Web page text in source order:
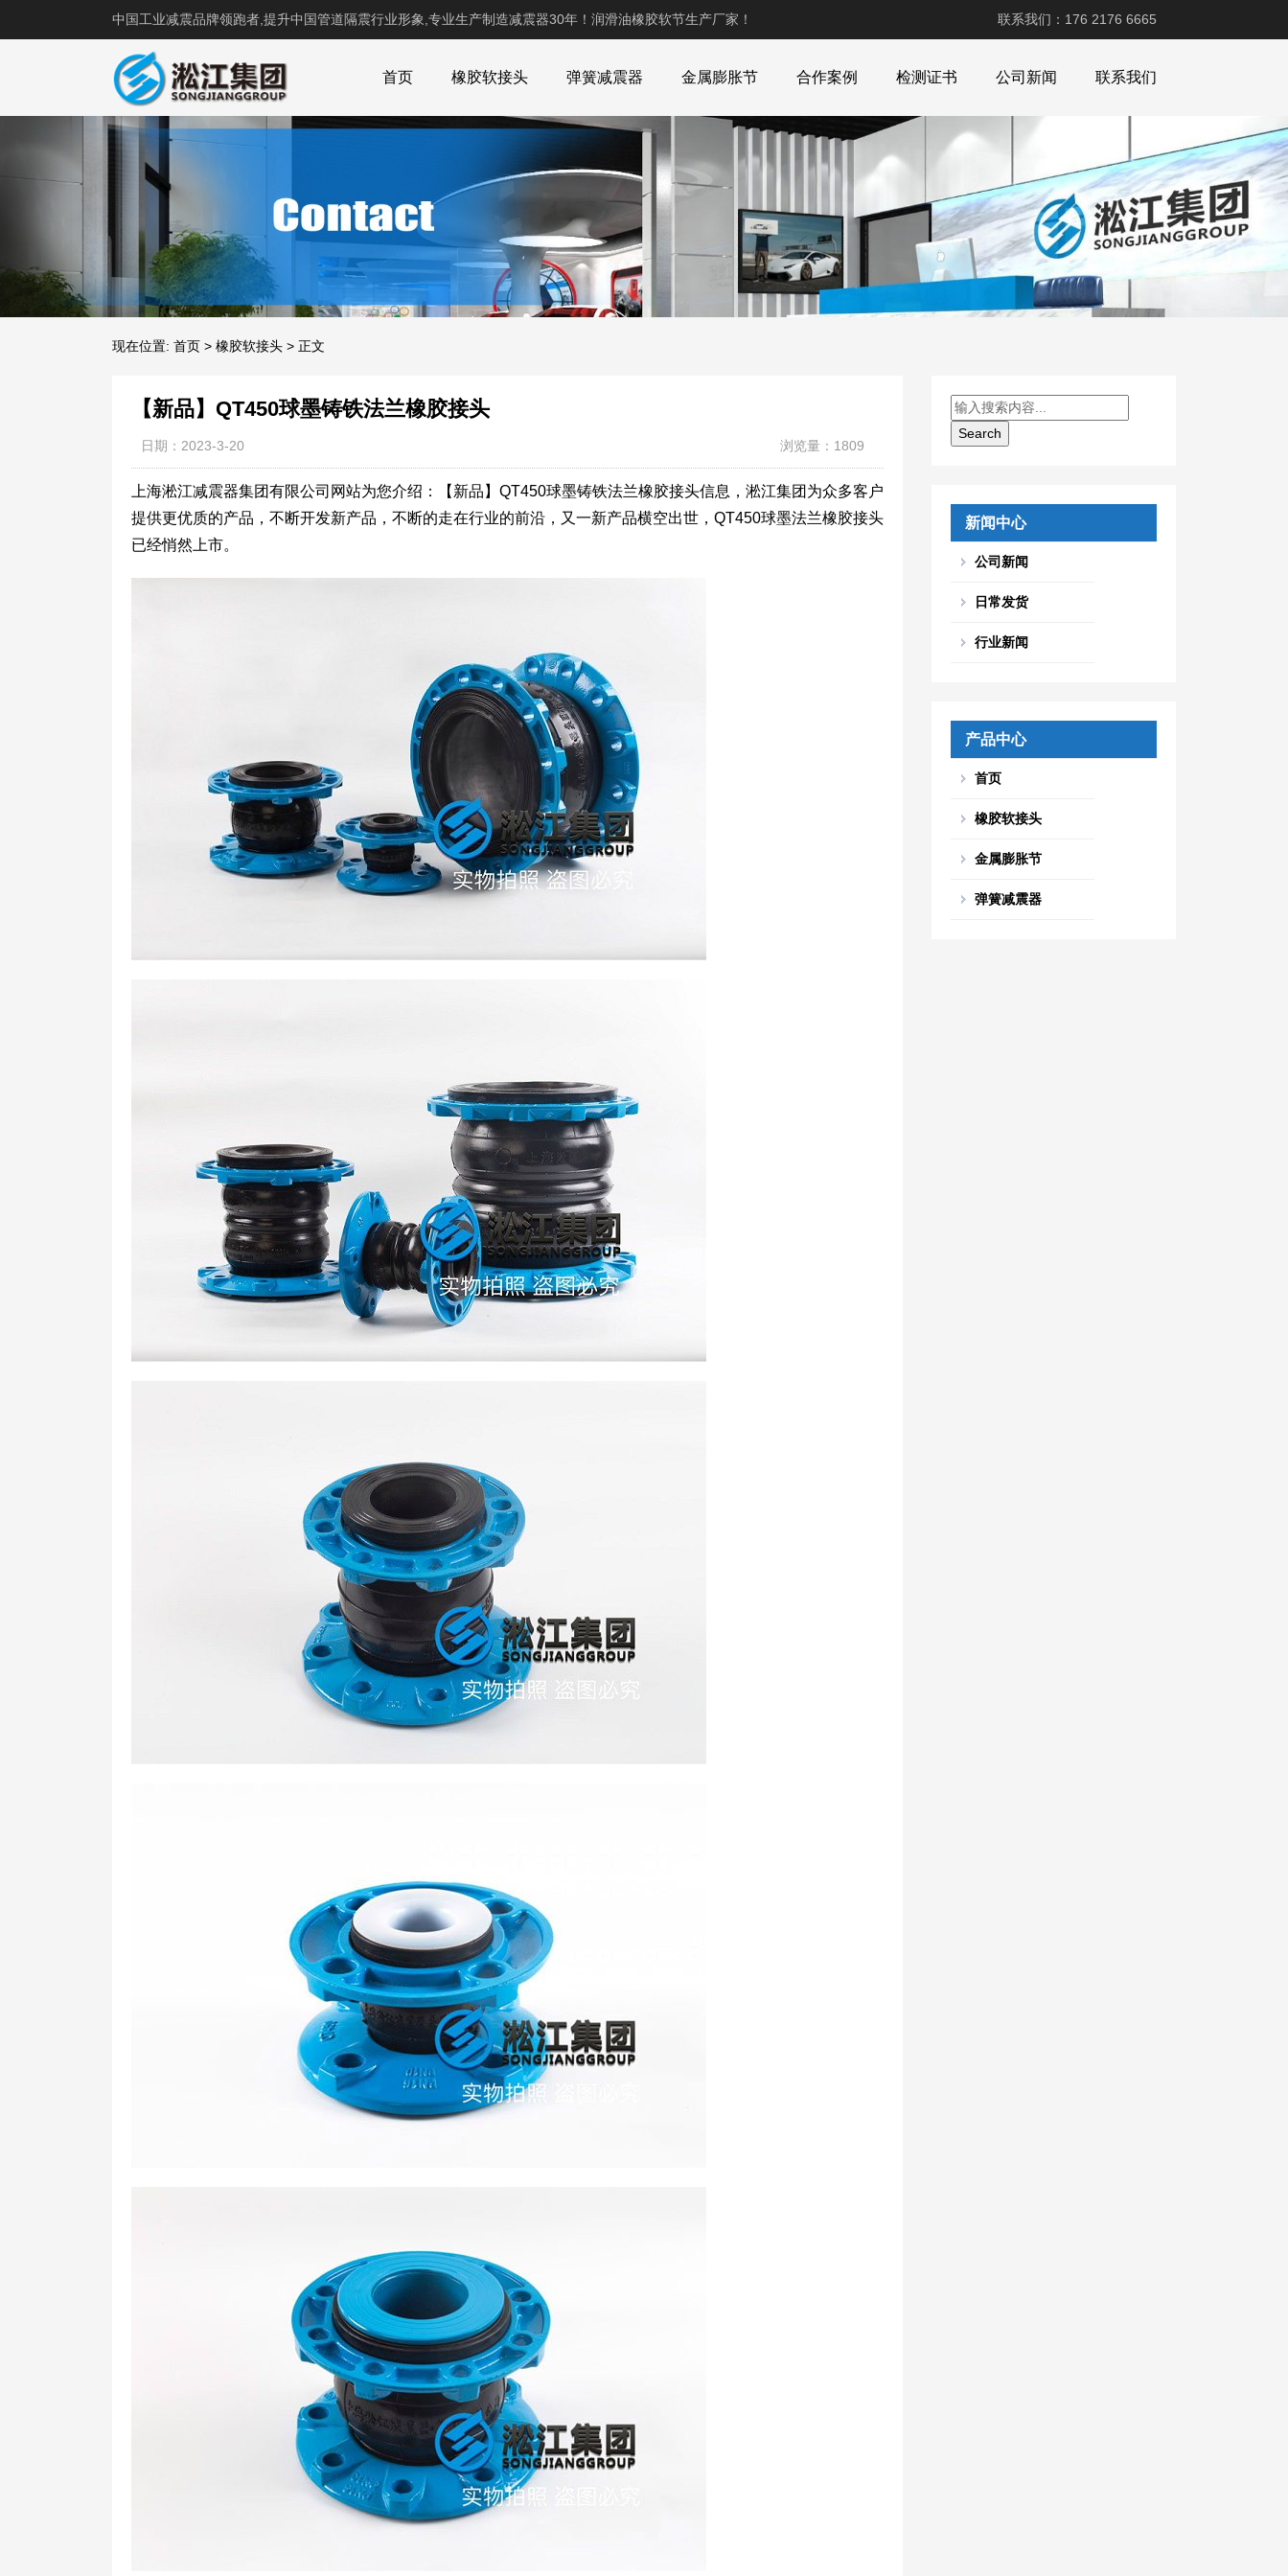
中国工业减震品牌领跑者,提升中国管道隔震行业形象,专业生产制造减震器30年！润滑油橡胶软节生产厂家！ 联系我们：176 2176 6665
首页 橡胶软接头 弹簧减震器 金属膨胀节 合作案例 检测证书 公司新闻 联系我们
现在位置: 首页 > 橡胶软接头 > 正文
【新品】QT450球墨铸铁法兰橡胶接头
日期：2023-3-20 浏览量：1809
上海淞江减震器集团有限公司网站为您介绍：【新品】QT450球墨铸铁法兰橡胶接头信息，淞江集团为众多客户
提供更优质的产品，不断开发新产品，不断的走在行业的前沿，又一新产品横空出世，QT450球墨法兰橡胶接头
已经悄然上市。
新闻中心
公司新闻
日常发货
行业新闻
产品中心
首页
橡胶软接头
金属膨胀节
弹簧减震器